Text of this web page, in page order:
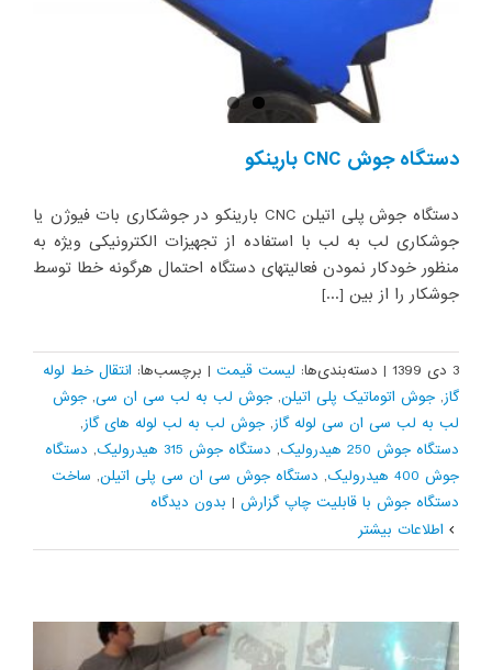
دستگاه جوش CNC بارینکو
دستگاه جوش پلی اتیلن CNC بارینکو در جوشکاری بات فیوژن یا
جوشکاری لب به لب با استفاده از تجهیزات الکترونیکی ویژه به
منظور خودکار نمودن فعالیتهای دستگاه احتمال هرگونه خطا توسط
جوشکار را از بین [...]
3 دی 1399 | دسته‌بندی‌ها: لیست قیمت | برچسب‌ها: انتقال خط لوله
گاز, جوش اتوماتیک پلی اتیلن, جوش لب به لب سی ان سی, جوش
لب به لب سی ان سی لوله گاز, جوش لب به لب لوله های گاز,
دستگاه جوش 250 هیدرولیک
, دستگاه جوش 315 هیدرولیک , دستگاه
جوش 400 هیدرولیک
, دستگاه جوش سی ان سی پلی اتیلن, ساخت
دستگاه جوش با قابلیت چاپ گزارش | بدون ديدگاه
اطلاعات بیشتر